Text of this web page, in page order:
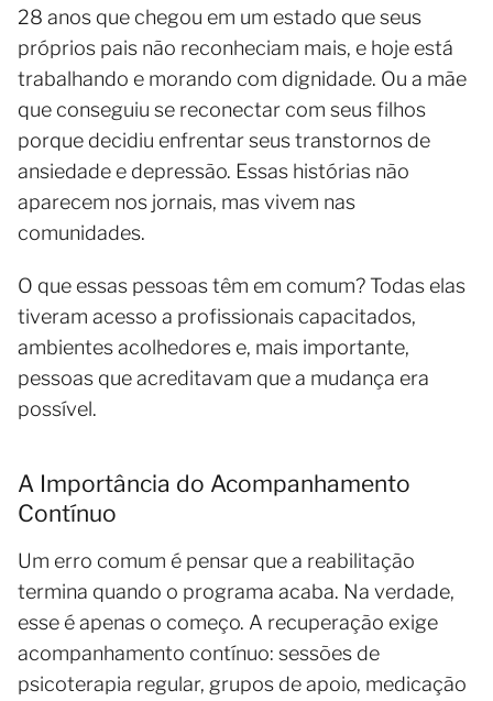
28 anos que chegou em um estado que seus
próprios pais não reconheciam mais, e hoje está
trabalhando e morando com dignidade. Ou a mãe
que conseguiu se reconectar com seus filhos
porque decidiu enfrentar seus transtornos de
ansiedade e depressão. Essas histórias não
aparecem nos jornais, mas vivem nas
comunidades.
O que essas pessoas têm em comum? Todas elas
tiveram acesso a profissionais capacitados,
ambientes acolhedores e, mais importante,
pessoas que acreditavam que a mudança era
possível.
A Importância do Acompanhamento
Contínuo
Um erro comum é pensar que a reabilitação
termina quando o programa acaba. Na verdade,
esse é apenas o começo. A recuperação exige
acompanhamento contínuo: sessões de
psicoterapia regular, grupos de apoio, medicação